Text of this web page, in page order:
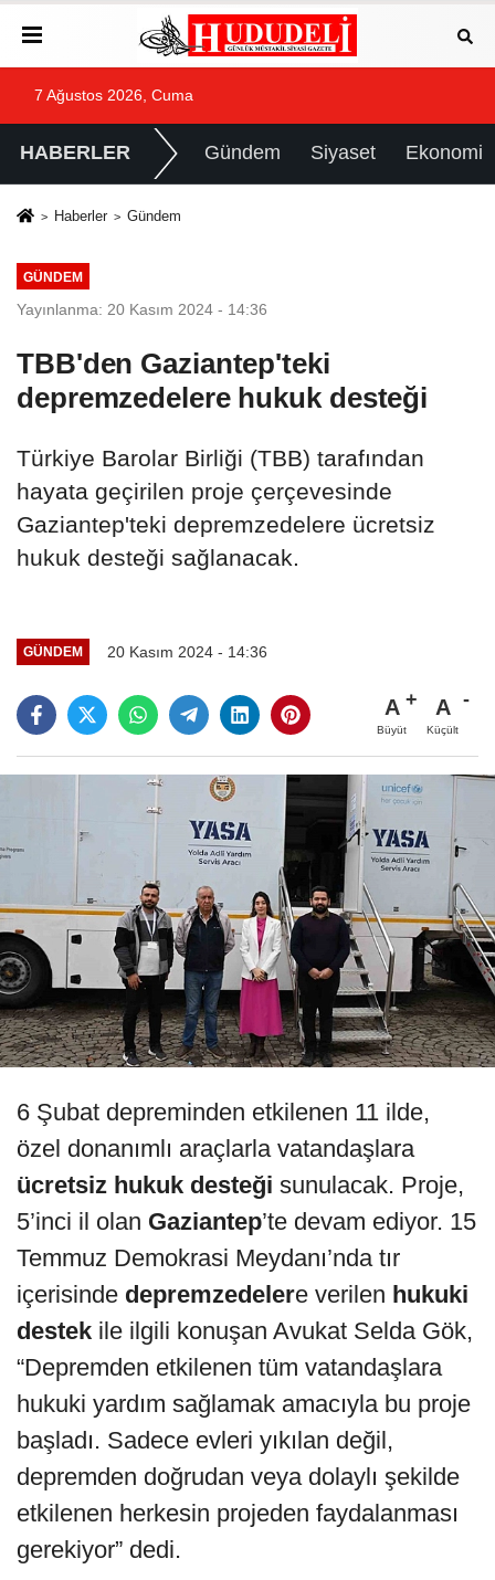
7 Ağustos 2026, Cuma
HABERLER Gündem Siyaset Ekonomi
Haberler Gündem
GÜNDEM
Yayınlanma: 20 Kasım 2024 - 14:36
TBB'den Gaziantep'teki
depremzedelere hukuk desteği
Türkiye Barolar Birliği (TBB) tarafından
hayata geçirilen proje çerçevesinde
Gaziantep'teki depremzedelere ücretsiz
hukuk desteği sağlanacak.
GÜNDEM 20 Kasım 2024 - 14:36
A
Büyüt
A
Küçült
6 Şubat depreminden etkilenen 11 ilde,
özel donanımlı araçlarla vatandaşlara
ücretsiz hukuk desteği sunulacak. Proje,
5’inci il olan Gaziantep’te devam ediyor. 15
Temmuz Demokrasi Meydanı’nda tır
içerisinde depremzedelere verilen hukuki
destek ile ilgili konuşan Avukat Selda Gök,
“Depremden etkilenen tüm vatandaşlara
hukuki yardım sağlamak amacıyla bu proje
başladı. Sadece evleri yıkılan değil,
depremden doğrudan veya dolaylı şekilde
etkilenen herkesin projeden faydalanması
gerekiyor” dedi.